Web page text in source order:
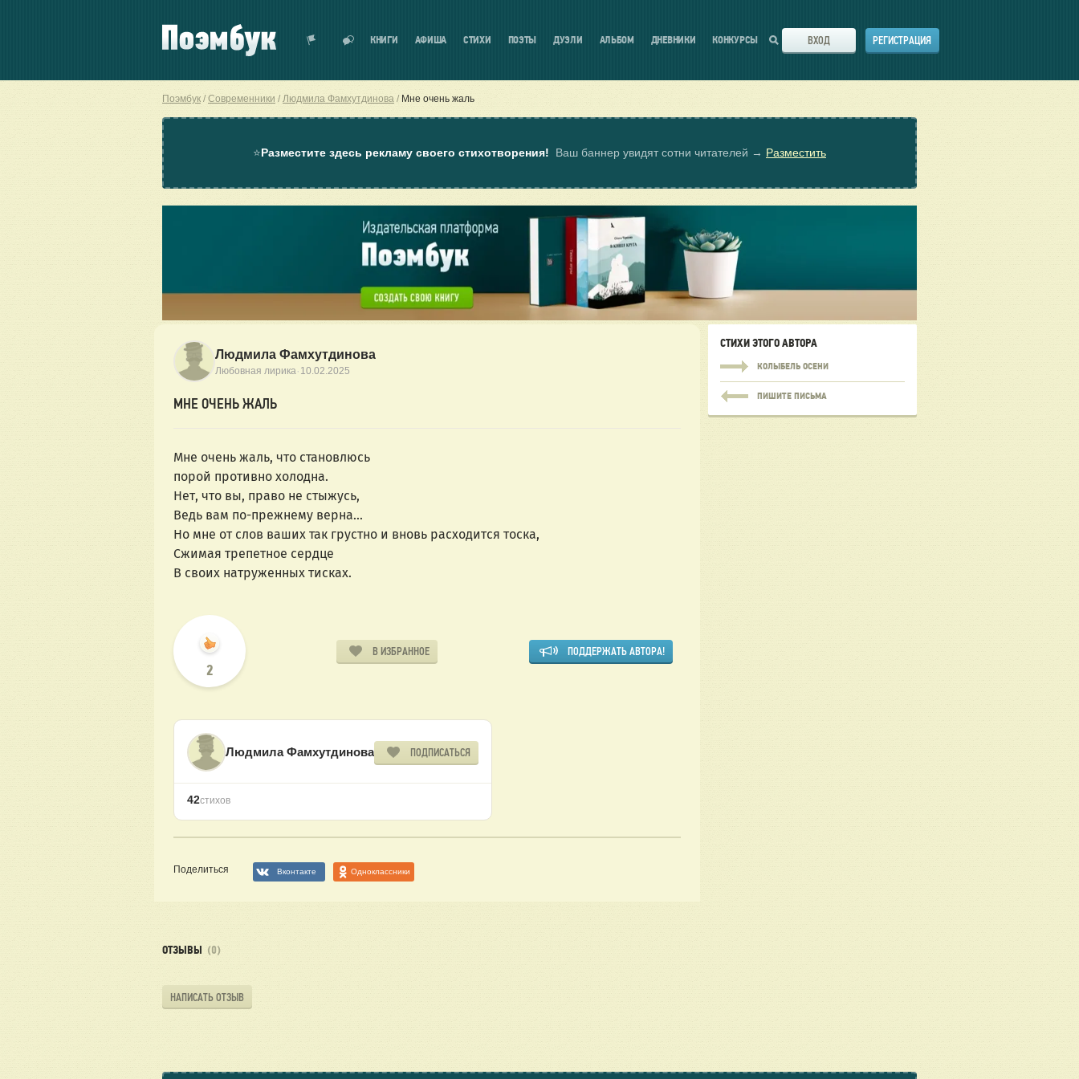
КНИГИ АФИША СТИХИ ПОЭТЫ ДУЭЛИ АЛЬБОМ ДНЕВНИКИ КОНКУРСЫ ВХОД РЕГИСТРАЦИЯ
Поэмбук Современники Людмила Фамхутдинова Мне очень жаль
⭐Разместите здесь рекламу своего стихотворения! Ваш баннер увидят сотни читателей → Разместить
Людмила Фамхутдинова
Любовная лирика· 10.02.2025
МНЕ ОЧЕНЬ ЖАЛЬ
Мне очень жаль, что становлюсь
порой противно холодна.
Нет, что вы, право не стыжусь,
Ведь вам по-прежнему верна...
Но мне от слов ваших так грустно и вновь расходится тоска,
Сжимая трепетное сердце
В своих натруженных тисках.
2
В ИЗБРАННОЕ ПОДДЕРЖАТЬ АВТОРА!
Людмила Фамхутдинова ПОДПИСАТЬСЯ
42стихов
Поделиться Вконтакте Одноклассники
СТИХИ ЭТОГО АВТОРА
КОЛЫБЕЛЬ ОСЕНИ
ПИШИТЕ ПИСЬМА
ОТЗЫВЫ (0)
НАПИСАТЬ ОТЗЫВ